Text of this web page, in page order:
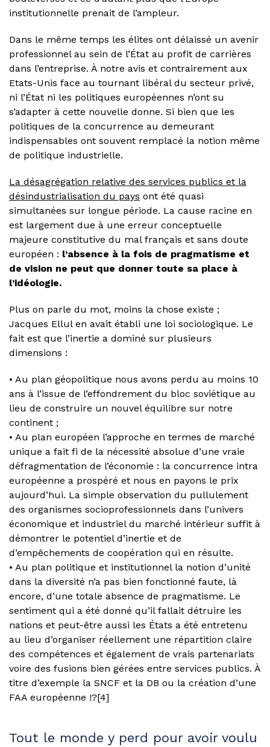
institutionnelle prenait de l’ampleur.
Dans le même temps les élites ont délaissé un avenir
professionnel au sein de l’État au profit de carrières
dans l’entreprise. À notre avis et contrairement aux
Etats-Unis face au tournant libéral du secteur privé,
ni l’État ni les politiques européennes n’ont su
s’adapter à cette nouvelle donne. Si bien que les
politiques de la concurrence au demeurant
indispensables ont souvent remplacé la notion même
de politique industrielle.
La désagrégation relative des services publics et la
désindustrialisation du pays ont été quasi
simultanées sur longue période. La cause racine en
est largement due à une erreur conceptuelle
majeure constitutive du mal français et sans doute
européen : l’absence à la fois de pragmatisme et
de vision ne peut que donner toute sa place à
l’idéologie.
Plus on parle du mot, moins la chose existe ;
Jacques Ellul en avait établi une loi sociologique. Le
fait est que l’inertie a dominé sur plusieurs
dimensions :
• Au plan géopolitique nous avons perdu au moins 10
ans à l’issue de l’effondrement du bloc soviétique au
lieu de construire un nouvel équilibre sur notre
continent ;
• Au plan européen l’approche en termes de marché
unique a fait fi de la nécessité absolue d’une vraie
défragmentation de l’économie : la concurrence intra
européenne a prospéré et nous en payons le prix
aujourd’hui. La simple observation du pullulement
des organismes socioprofessionnels dans l’univers
économique et industriel du marché intérieur suffit à
démontrer le potentiel d’inertie et de
d’empêchements de coopération qui en résulte.
• Au plan politique et institutionnel la notion d’unité
dans la diversité n’a pas bien fonctionné faute, là
encore, d’une totale absence de pragmatisme. Le
sentiment qui a été donné qu’il fallait détruire les
nations et peut-être aussi les États a été entretenu
au lieu d’organiser réellement une répartition claire
des compétences et également de vrais partenariats
voire des fusions bien gérées entre services publics. À
titre d’exemple la SNCF et la DB ou la création d’une
FAA européenne !?[4]
Tout le monde y perd pour avoir voulu